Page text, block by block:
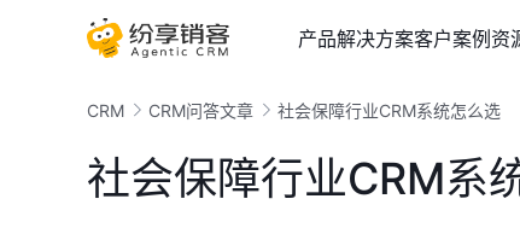
产品解决方案客户案例资
CRM CRM问答文章 社会保障行业CRM系统怎么选
社会保障行业CRM系